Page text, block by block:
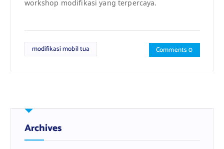
workshop modifikasi yang terpercaya.
modifikasi mobil tua Comments 0
Archives